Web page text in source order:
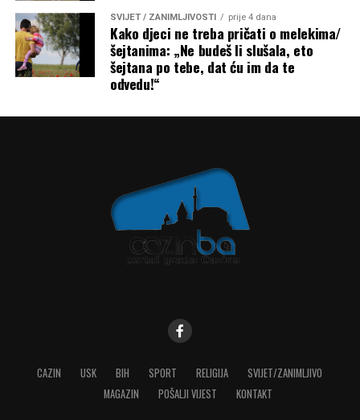
SVIJET / ZANIMLJIVOSTI prije 4 dana
Kako djeci ne treba pričati o melekima/
šejtanima: „Ne budeš li slušala, eto
šejtana po tebe, dat ću im da te
odvedu!“
CAZIN USK BIH SPORT RELIGIJA
SVIJET/ZANIMLJIVO
MAGAZIN
POŠALJI VIJEST KONTAKT